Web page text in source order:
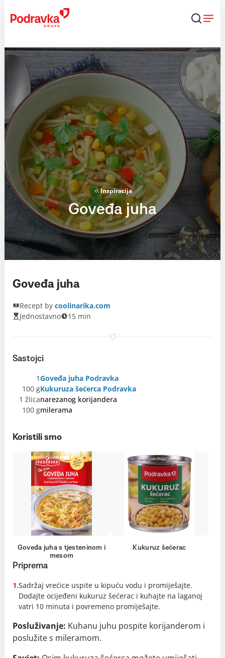
content
Inspiracija
Goveđa juha
Goveđa juha
Recept by coolinarika.com
Jednostavno
15 min
Sastojci
1Goveđa juha Podravka
100 gKukuruza šećerca Podravka
1 žlicanarezanog korijandera
100 gmilerama
Koristili smo
Goveđa juha s tjesteninom i
mesom
Kukuruz šećerac
Priprema
1.Sadržaj vrećice uspite u kipuću vodu i promiješajte.
Dodajte ocijeđeni kukuruz šećerac i kuhajte na laganoj
vatri 10 minuta i povremeno promiješajte.
Posluživanje: Kuhanu juhu pospite korijanderom i
poslužite s mileramom.